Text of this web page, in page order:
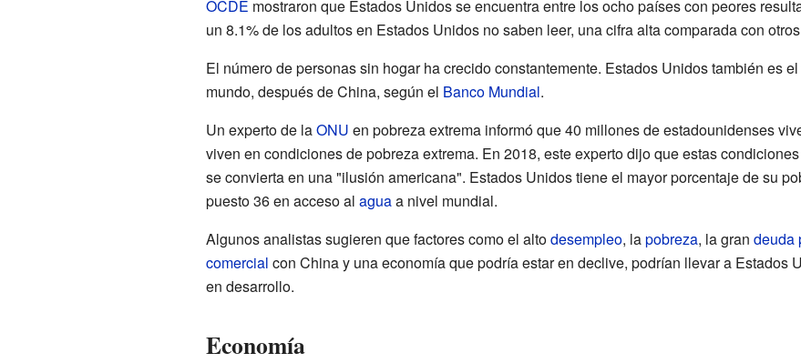
OCDE mostraron que Estados Unidos se encuentra entre los ocho países con peores
un 8.1% de los adultos en Estados Unidos no saben leer, una cifra alta comparada con
El número de personas sin hogar ha crecido constantemente. Estados Unidos también es
mundo, después de China, según el Banco Mundial.
Un experto de laONU en pobreza extrema informó que 40 millones de estadounidenses
viven en condiciones de pobreza extrema. En 2018, este experto dijo que estas
se convierta en una "ilusión americana". Estados Unidos tiene el mayor porcentaje de su
puesto 36 en acceso al aguaa nivel mundial.
Algunos analistas sugieren que factores como el altodesempleo, lapobreza, la gran deuda
comercial con China y una economía que podría estar en declive, podrían llevar a Estados
en desarrollo.
Economía